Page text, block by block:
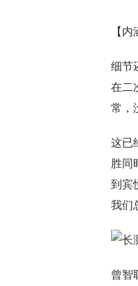
【
细节
在二
常，
这已
胜同
到宾
我们
曾智